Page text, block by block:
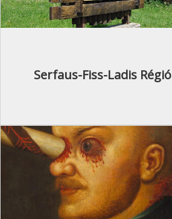
Serfaus-Fiss-Ladis Régió